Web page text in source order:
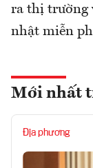
ra thị trường
nhật miễn
Mới nhất
Địa phương